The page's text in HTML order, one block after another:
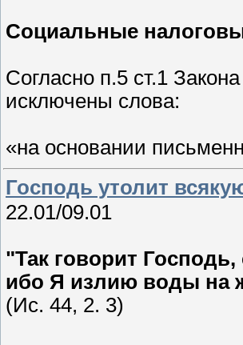
Социальные
Согласно п.5 ст.1
исключены слова:
«на основании
Господь утолит
22.01/09.01
"Так говорит
ибо Я излию воды на
(Ис. 44, 2. 3)